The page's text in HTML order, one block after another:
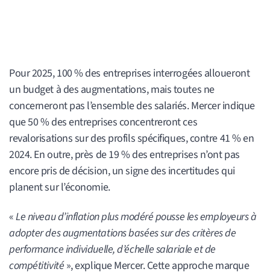
Pour 2025, 100 % des entreprises interrogées alloueront
un budget à des augmentations, mais toutes ne
concerneront pas l’ensemble des salariés. Mercer indique
que 50 % des entreprises concentreront ces
revalorisations sur des profils spécifiques, contre 41 % en
2024. En outre, près de 19 % des entreprises n’ont pas
encore pris de décision, un signe des incertitudes qui
planent sur l’économie.
«Le niveau d’inflation plus modéré pousse les employeurs à
adopter des augmentations basées sur des critères de
performance individuelle, d’échelle salariale et de
compétitivité», explique Mercer. Cette approche marque